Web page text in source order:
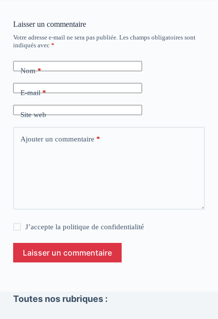
Laisser un commentaire
Votre adresse e-mail ne sera pas publiée. Les champs obligatoires sont
indiqués avec *
Nom*
E-mail*
Site web
Ajouter un commentaire *
J’accepte lapolitique de confidentialité
Laisser un commentaire
Toutes nos rubriques :